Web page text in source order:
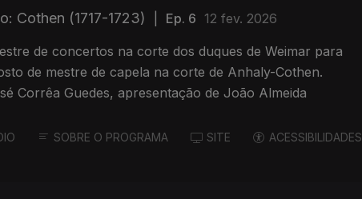
Cothen (1717-1723) Ep. 6 12 fev. 2026
de concertos na corte dos duques de Weimar para
de mestre de capela na corte de Anhaly-Cothen.
Corrêa Guedes, apresentação de João Almeida
SOBRE O PROGRAMA SITE ACESSIBILIDADES